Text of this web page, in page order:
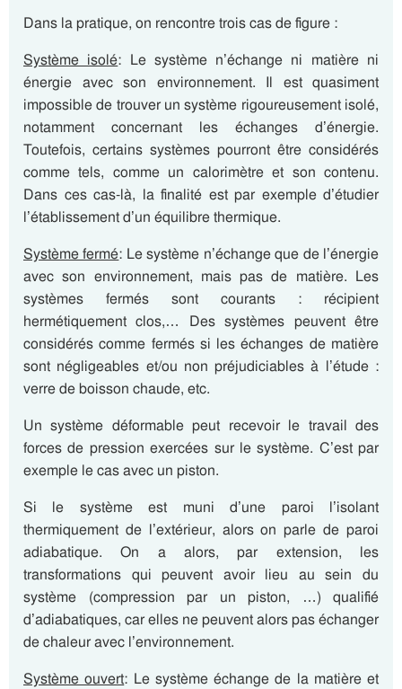
Dans la pratique, on rencontre trois cas de figure :
Système isolé: Le système n’échange ni matière ni
énergie avec son environnement. Il est quasiment
impossible de trouver un système rigoureusement isolé,
notamment concernant les échanges d’énergie.
Toutefois, certains systèmes pourront être considérés
comme tels, comme un calorimètre et son contenu.
Dans ces cas-là, la finalité est par exemple d’étudier
l’établissement d’un équilibre thermique.
Système fermé: Le système n’échange que de l’énergie
avec son environnement, mais pas de matière. Les
systèmes fermés sont courants : récipient
hermétiquement clos,… Des systèmes peuvent être
considérés comme fermés si les échanges de matière
sont négligeables et/ou non préjudiciables à l’étude :
verre de boisson chaude, etc.
Un système déformable peut recevoir le travail des
forces de pression exercées sur le système. C’est par
exemple le cas avec un piston.
Si le système est muni d’une paroi l’isolant
thermiquement de l’extérieur, alors on parle de paroi
adiabatique. On a alors, par extension, les
transformations qui peuvent avoir lieu au sein du
système (compression par un piston, …) qualifié
d’adiabatiques, car elles ne peuvent alors pas échanger
de chaleur avec l’environnement.
Système ouvert: Le système échange de la matière et